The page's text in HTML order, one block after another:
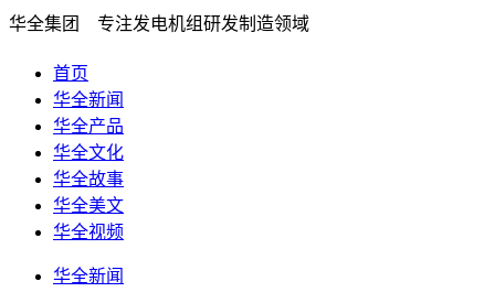
华全集团 专注发电机组研发制造领域
首页
华全新闻
华全产品
华全文化
华全故事
华全美文
华全视频
华全新闻